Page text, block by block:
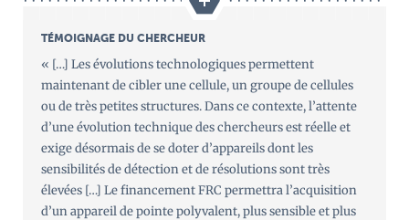
TÉMOIGNAGE DU CHERCHEUR
« […] Les évolutions technologiques permettent
maintenant de cibler une cellule, un groupe de cellules
ou de très petites structures. Dans ce contexte, l’attente
d’une évolution technique des chercheurs est réelle et
exige désormais de se doter d’appareils dont les
sensibilités de détection et de résolutions sont très
élevées […] Le financement FRC permettra l’acquisition
d’un appareil de pointe polyvalent, plus sensible et plus